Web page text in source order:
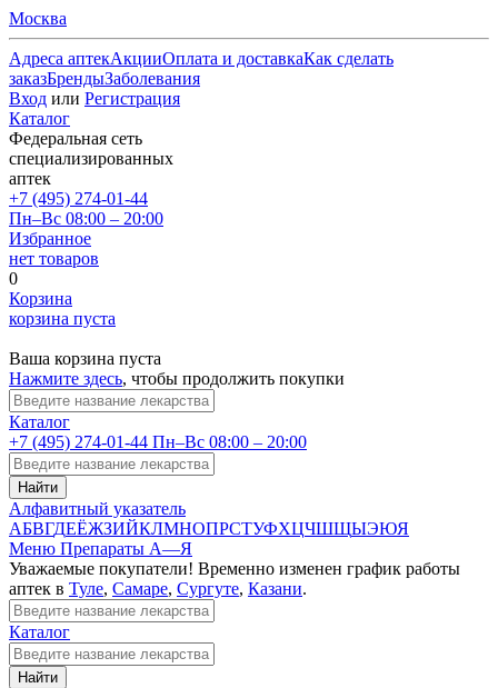
Москва
Адреса аптекАкцииОплата и доставкаКак сделать
заказБрендыЗаболевания
Вход или Регистрация
Каталог
Федеральная сеть
специализированных
аптек
+7 (495) 274-01-44
Пн–Вс 08:00 – 20:00
Избранное
нет товаров
0
Корзина
корзина пуста
Ваша корзина пуста
Нажмите здесь, чтобы продолжить покупки
Каталог
+7 (495) 274-01-44 Пн–Вс 08:00 – 20:00
Найти
Алфавитный указатель
АБВГДЕЁЖЗИЙКЛМНОПРСТУФХЦЧШЩЫЭЮЯ
Меню Препараты А—Я
Уважаемые покупатели! Временно изменен график работы
аптек в Туле, Самаре, Сургуте, Казани.
Каталог
Найти